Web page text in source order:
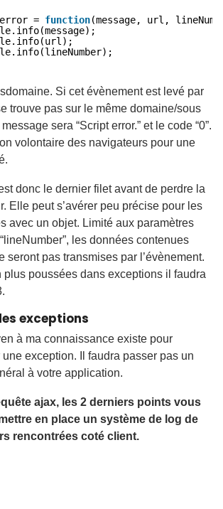
= function(message, url,
Si cet évènement est levé par
trouve pas sur le même domaine/sous
sera “Script error.” et le code “0”.
volontaire des navigateurs pour une
donc le dernier filet avant de perdre la
Elle peut s’avérer peu précise pour les
avec un objet. Limité aux paramètres
“lineNumber”, les données contenues
seront pas transmises par l’évènement.
plus poussées dans exceptions il faudra
exceptions
à ma connaissance existe pour
exception. Il faudra passer pas un
à votre application.
ajax, les 2 derniers points vous
en place un système de log de
rencontrées coté client.